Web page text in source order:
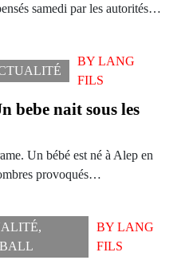
samedi par les autorités…
BYLANG
FILS
bebe nait sous les
Un bébé est né à Alep en
provoqués…
,
BY LANG
FILS